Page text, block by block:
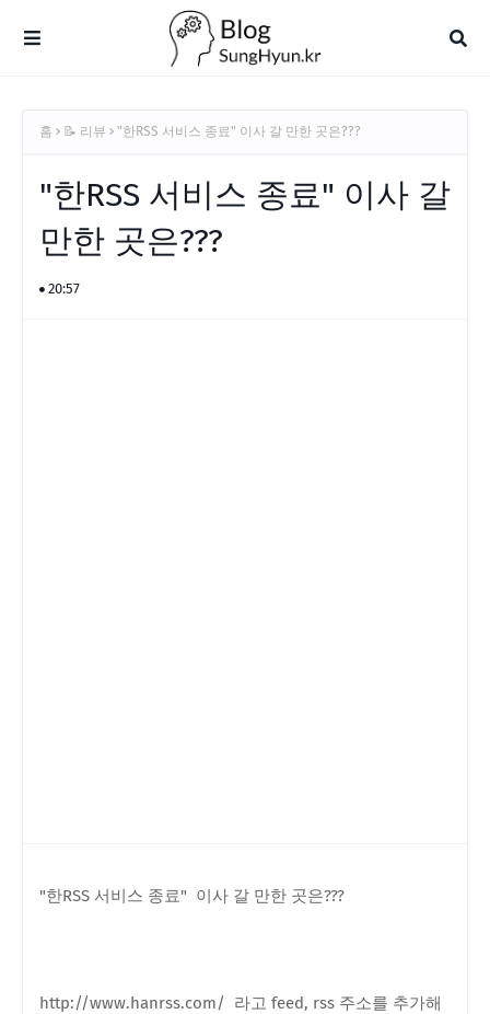
홈 📝 리뷰 "한RSS 서비스 종료" 이사 갈 만한 곳은???
"한RSS 서비스 종료" 이사 갈
만한 곳은???
20:57
"한RSS 서비스 종료" 이사 갈 만한 곳은???
http://www.hanrss.com/ 라고 feed, rss 주소를 추가해